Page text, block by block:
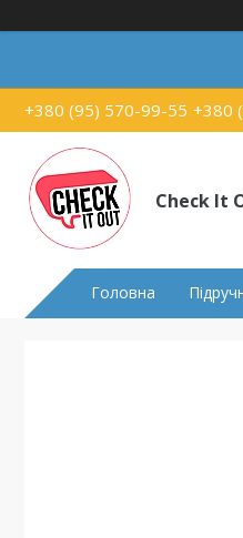
+380 (95) 570-99-55 +380
Check It
Головна